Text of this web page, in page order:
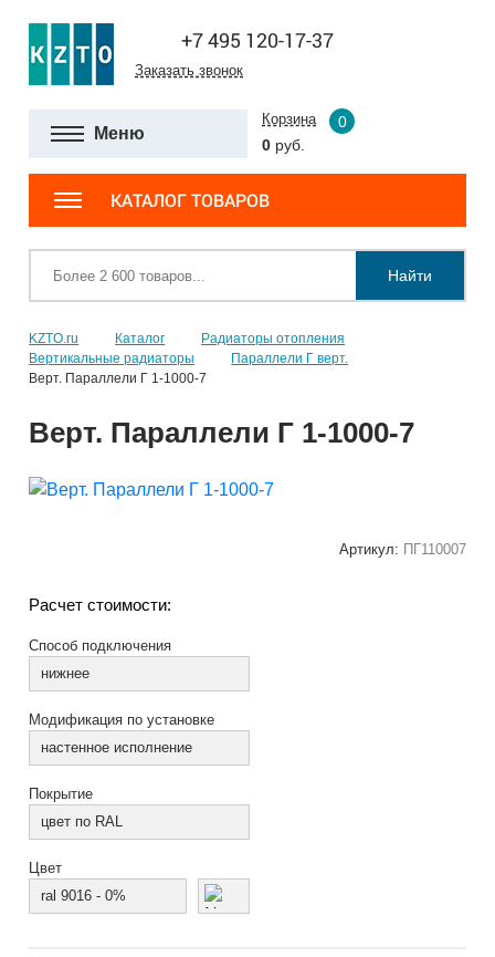
+7 495 120-17-37
Заказать звонок
Меню
Корзина
0
0 руб.
КАТАЛОГ ТОВАРОВ
Найти
KZTO.ru Каталог
Радиаторы отопления
Вертикальные радиаторы
Параллели Г верт.
Верт. Параллели Г 1-1000-7
Верт. Параллели Г 1-1000-7
Артикул: ПГ110007
Расчет стоимости:
Способ подключения
нижнее
Модификация по установке
настенное исполнение
Покрытие
цвет по RAL
Цвет
ral 9016 - 0%